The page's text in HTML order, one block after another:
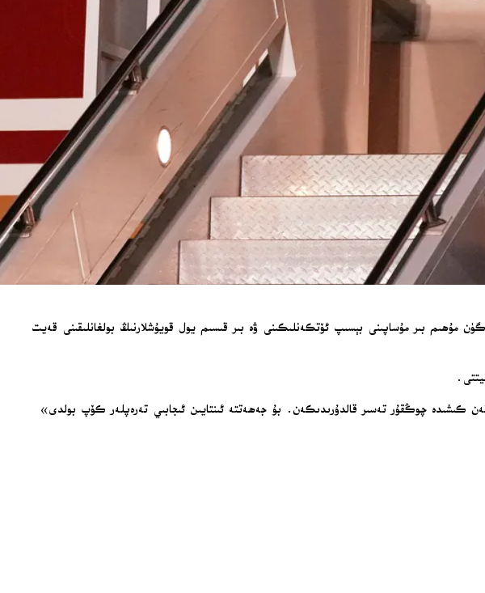
مۇھىم بىر مۇساپىنى بېسىپ ئۆتكەنلىكىنى ۋە بىر قىسىم يول قويۇشلارنىڭ بولغانلىقىنى قەيت
كىشىدە چوڭقۇر تەسىر قالدۇرىدىكەن. بۇ جەھەتتە ئىنتايىن ئىجابىي تەرەپلەر كۆپ بولدى»